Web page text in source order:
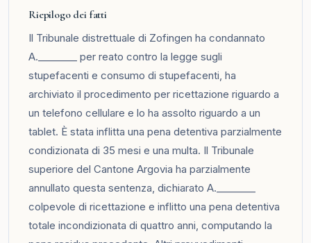
Riepilogo dei fatti
Il Tribunale distrettuale di Zofingen ha condannato
A.________ per reato contro la legge sugli
stupefacenti e consumo di stupefacenti, ha
archiviato il procedimento per ricettazione riguardo a
un telefono cellulare e lo ha assolto riguardo a un
tablet. È stata inflitta una pena detentiva parzialmente
condizionata di 35 mesi e una multa. Il Tribunale
superiore del Cantone Argovia ha parzialmente
annullato questa sentenza, dichiarato A.________
colpevole di ricettazione e inflitto una pena detentiva
totale incondizionata di quattro anni, computando la